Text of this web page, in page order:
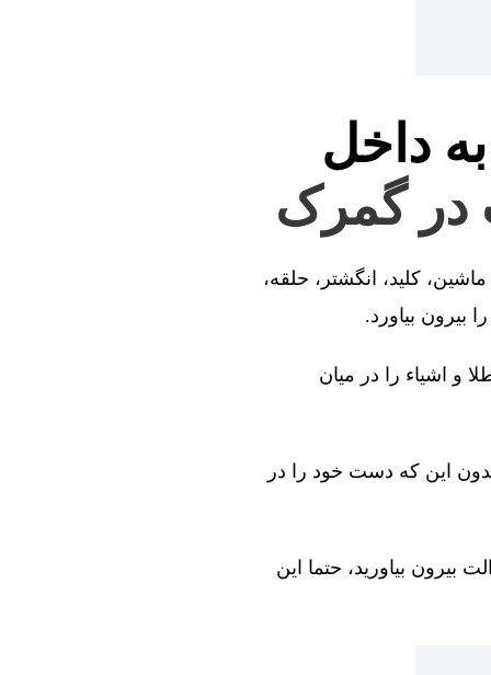
داخل
در گمرک
کلید، انگشتر، حلقه،
بیرون بیاورد.
و اشیاء را در میان
این که دست خود را در
بیرون بیاورید، حتما این